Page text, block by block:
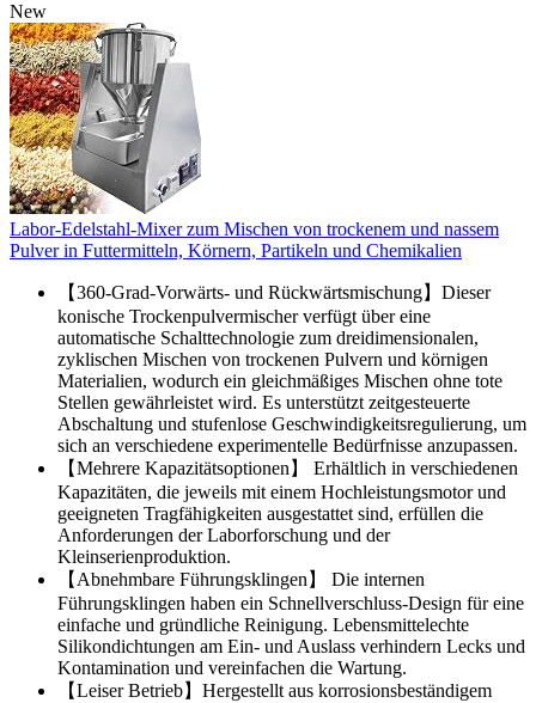
New
Labor-Edelstahl-Mixer zum Mischen von trockenem und nassem
Pulver in Futtermitteln, Körnern, Partikeln und Chemikalien
【360-Grad-Vorwärts- und Rückwärtsmischung】Dieser
konische Trockenpulvermischer verfügt über eine
automatische Schalttechnologie zum dreidimensionalen,
zyklischen Mischen von trockenen Pulvern und körnigen
Materialien, wodurch ein gleichmäßiges Mischen ohne tote
Stellen gewährleistet wird. Es unterstützt zeitgesteuerte
Abschaltung und stufenlose Geschwindigkeitsregulierung, um
sich an verschiedene experimentelle Bedürfnisse anzupassen.
【Mehrere Kapazitätsoptionen】 Erhältlich in verschiedenen
Kapazitäten, die jeweils mit einem Hochleistungsmotor und
geeigneten Tragfähigkeiten ausgestattet sind, erfüllen die
Anforderungen der Laborforschung und der
Kleinserienproduktion.
【Abnehmbare Führungsklingen】 Die internen
Führungsklingen haben ein Schnellverschluss-Design für eine
einfache und gründliche Reinigung. Lebensmittelechte
Silikondichtungen am Ein- und Auslass verhindern Lecks und
Kontamination und vereinfachen die Wartung.
【Leiser Betrieb】Hergestellt aus korrosionsbeständigem